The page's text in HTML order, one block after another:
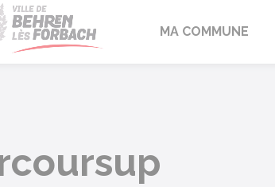
Behren-lès-Forbach
MA COMMUNE